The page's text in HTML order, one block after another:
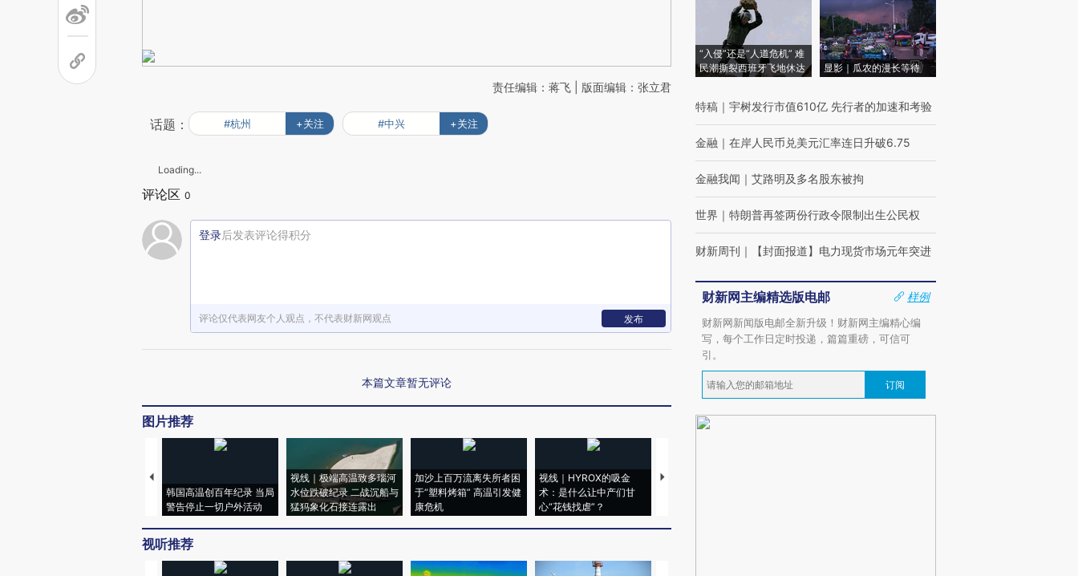
责任编辑：蒋飞 | 版面编辑：张立君
话题： #杭州 +关注 #中兴 +关注
Loading...
评论区 0
登录后发表评论得积分
评论仅代表网友个人观点，不代表财新网观点 发布
本篇文章暂无评论
图片推荐
韩国高温创百年纪录 当局
警告停止一切户外活动
视线｜极端高温致多瑙河
水位跌破纪录 二战沉船与
猛犸象化石接连露出
加沙上百万流离失所者困
于“塑料烤箱” 高温引发健
康危机
视线｜HYROX的吸金
术：是什么让中产们甘
心“花钱找虐”？
马航飞行员跨国走私7万
视听推荐
“入侵”还是“人道危机” 难
民潮撕裂西班牙飞地休达
显影｜瓜农的漫长等待
特稿 ｜ 宇树发行市值610亿 先行者的加速和考验
金融 ｜ 在岸人民币兑美元汇率连日升破6.75
金融我闻 ｜ 艾路明及多名股东被拘
世界 ｜ 特朗普再签两份行政令限制出生公民权
财新周刊 ｜ 【封面报道】电力现货市场元年突进
财新网主编精选版电邮
样例
财新网新闻版电邮全新升级！财新网主编精心编
写，每个工作日定时投递，篇篇重磅，可信可
引。
订阅